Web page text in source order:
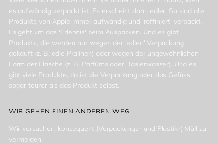
es aufwändig verpackt ist. Es erscheint dann edler. So sind alle
Produkte von Apple immer aufwändig und 'raffiniert' verpackt.
Es geht um das 'Erlebnis' beim Auspacken. Und es gibt
Produkte, die werden nur wegen der 'edlen' Verpackung
gekauft (z. B. edle Pralinen) oder wegen der ungewöhnlichen
Form der Flasche (z. B. Parfüms oder Rasierwasser). Und es
gibt viele Produkte, da ist die Verpackung oder das Gefäss
sogar teurer als das Produkt selbst.
WIR GEHEN EINEN ANDEREN WEG
Wir versuchen, konsequent (Verpackungs- und Plastik-) Müll zu
vermeiden.